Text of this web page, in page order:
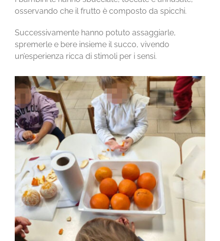
osservando che il frutto è composto da spicchi.
Successivamente hanno potuto assaggiarle,
spremerle e bere insieme il succo, vivendo
un’esperienza ricca di stimoli per i sensi.